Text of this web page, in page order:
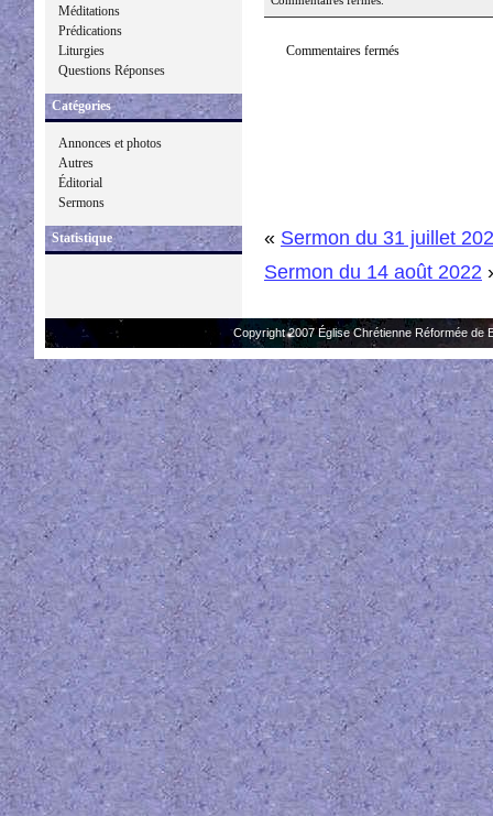
Méditations
Prédications
Liturgies
Questions Réponses
Catégories
Annonces et photos
Autres
Éditorial
Sermons
Statistique
Commentaires fermés
« Sermon du 31 juillet
Sermon du 14 août 2022
Copyright 2007 Église Chrétienne Réformée de